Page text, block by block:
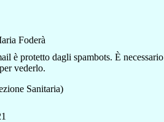
Foderà
è protetto dagli spambots. È necessario
vederlo.
Sanitaria)